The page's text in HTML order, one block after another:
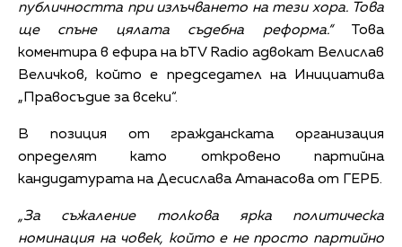
публичността при излъчването на тези хора. Това
ще спъне цялата съдебна реформа.“Това
коментира в ефира на bTV Radio адвокат Велислав
Величков, който е председател на Инициатива
„Правосъдие за всеки“.
В позиция от гражданската организация
определят като откровено партийна
кандидатурата на Десислава Атанасова от ГЕРБ.
„За съжаление толкова ярка политическа
номинация на човек, който е не просто партийно